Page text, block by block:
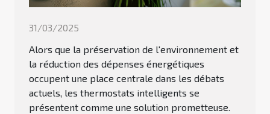
31/03/2025
Alors que la préservation de l'environnement et
la réduction des dépenses énergétiques
occupent une place centrale dans les débats
actuels, les thermostats intelligents se
présentent comme une solution prometteuse.